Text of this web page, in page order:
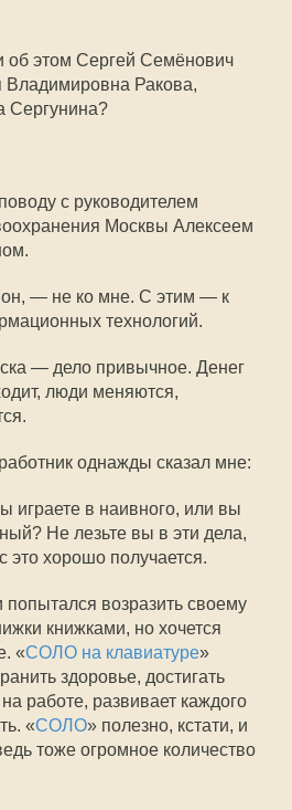
об этом Сергей Семёнович
Владимировна Ракова,
Сергунина?
с руководителем
Москвы Алексеем
— не ко мне. С этим — к
технологий.
— дело привычное. Денег
люди меняются,
однажды сказал мне:
играете в наивного, или вы
Не лезьте вы в эти дела,
это хорошо получается.
попытался возразить своему
книжками, но хочется
«СОЛО на клавиатуре»
здоровье, достигать
работе, развивает каждого
«СОЛО» полезно, кстати, и
тоже огромное количество